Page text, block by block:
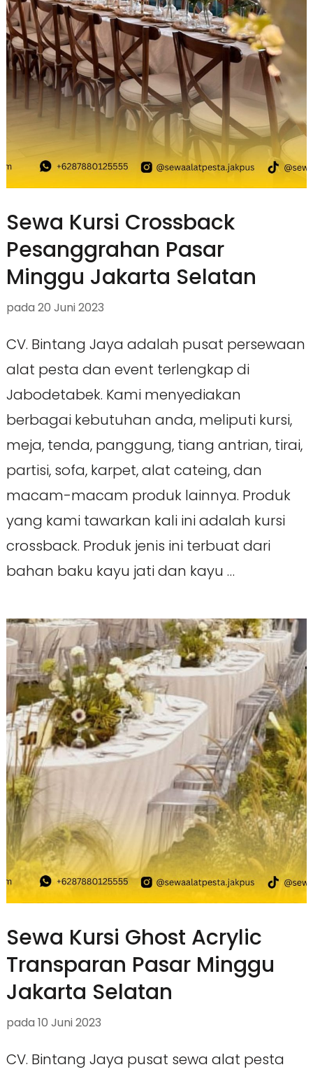
Sewa Kursi Crossback
Pesanggrahan Pasar
Minggu Jakarta Selatan
pada 20 Juni 2023
CV. Bintang Jaya adalah pusat persewaan
alat pesta dan event terlengkap di
Jabodetabek. Kami menyediakan
berbagai kebutuhan anda, meliputi kursi,
meja, tenda, panggung, tiang antrian, tirai,
partisi, sofa, karpet, alat cateing, dan
macam-macam produk lainnya. Produk
yang kami tawarkan kali ini adalah kursi
crossback. Produk jenis ini terbuat dari
bahan baku kayu jati dan kayu …
Sewa Kursi Ghost Acrylic
Transparan Pasar Minggu
Jakarta Selatan
pada 10 Juni 2023
CV. Bintang Jaya pusat sewa alat pesta